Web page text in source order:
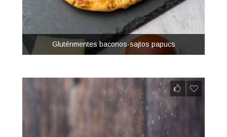
Gluténmentes baconos-sajtos papucs